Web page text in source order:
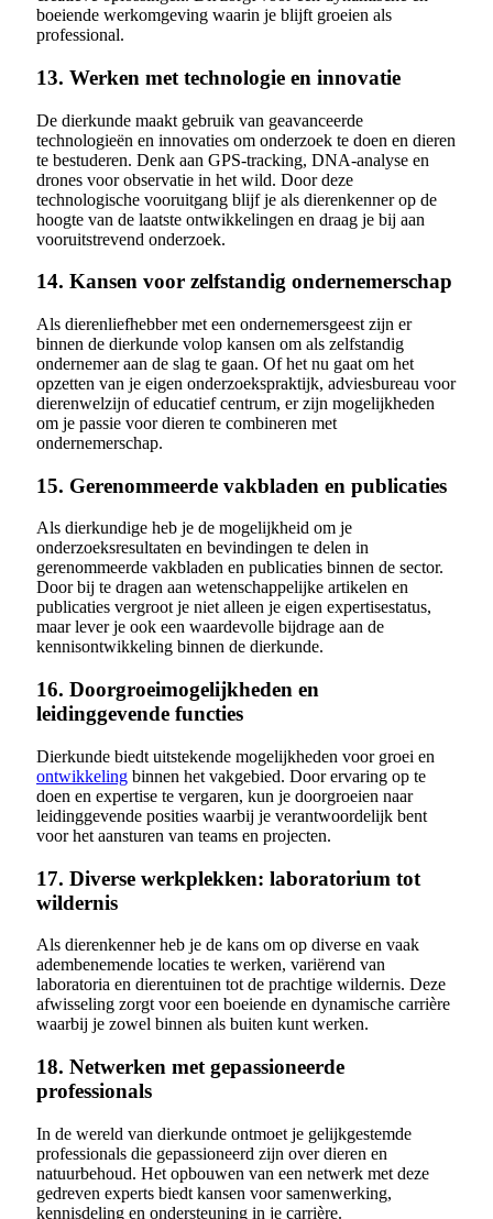
boeiende werkomgeving waarin je blijft groeien als
professional.
13. Werken met technologie en innovatie
De dierkunde maakt gebruik van geavanceerde
technologieën en innovaties om onderzoek te doen en dieren
te bestuderen. Denk aan GPS-tracking, DNA-analyse en
drones voor observatie in het wild. Door deze
technologische vooruitgang blijf je als dierenkenner op de
hoogte van de laatste ontwikkelingen en draag je bij aan
vooruitstrevend onderzoek.
14. Kansen voor zelfstandig ondernemerschap
Als dierenliefhebber met een ondernemersgeest zijn er
binnen de dierkunde volop kansen om als zelfstandig
ondernemer aan de slag te gaan. Of het nu gaat om het
opzetten van je eigen onderzoekspraktijk, adviesbureau voor
dierenwelzijn of educatief centrum, er zijn mogelijkheden
om je passie voor dieren te combineren met
ondernemerschap.
15. Gerenommeerde vakbladen en publicaties
Als dierkundige heb je de mogelijkheid om je
onderzoeksresultaten en bevindingen te delen in
gerenommeerde vakbladen en publicaties binnen de sector.
Door bij te dragen aan wetenschappelijke artikelen en
publicaties vergroot je niet alleen je eigen expertisestatus,
maar lever je ook een waardevolle bijdrage aan de
kennisontwikkeling binnen de dierkunde.
16. Doorgroeimogelijkheden en
leidinggevende functies
Dierkunde biedt uitstekende mogelijkheden voor groei en
ontwikkeling binnen het vakgebied. Door ervaring op te
doen en expertise te vergaren, kun je doorgroeien naar
leidinggevende posities waarbij je verantwoordelijk bent
voor het aansturen van teams en projecten.
17. Diverse werkplekken: laboratorium tot
wildernis
Als dierenkenner heb je de kans om op diverse en vaak
adembenemende locaties te werken, variërend van
laboratoria en dierentuinen tot de prachtige wildernis. Deze
afwisseling zorgt voor een boeiende en dynamische carrière
waarbij je zowel binnen als buiten kunt werken.
18. Netwerken met gepassioneerde
professionals
In de wereld van dierkunde ontmoet je gelijkgestemde
professionals die gepassioneerd zijn over dieren en
natuurbehoud. Het opbouwen van een netwerk met deze
gedreven experts biedt kansen voor samenwerking,
kennisdeling en ondersteuning in je carrière.